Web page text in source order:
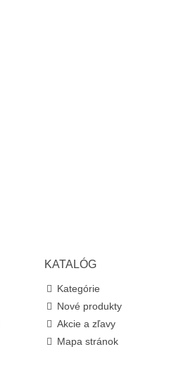
KATALÓG
Kategórie
Nové produkty
Akcie a zľavy
Mapa stránok